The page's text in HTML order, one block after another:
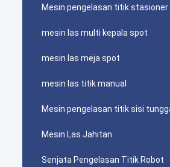
Mesin pengelasan titik stasioner
mesin las multi kepala spot
mesin las meja spot
mesin las titik manual
Mesin pengelasan titik sisi
Mesin Las Jahitan
Senjata Pengelasan Titik Robot